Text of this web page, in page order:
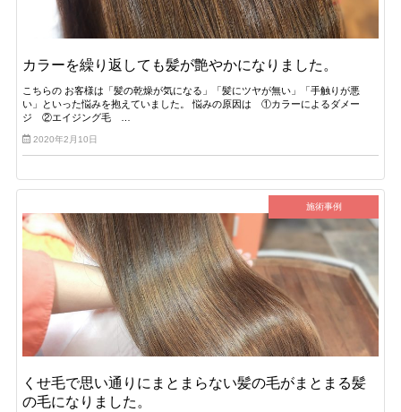
カラーを繰り返しても髪が艶やかになりました。
こちらの お客様は「髪の乾燥が気になる」「髪にツヤが無い」「手触りが悪
い」といった悩みを抱えていました。 悩みの原因は ①カラーによるダメー
ジ ②エイジング毛 …
2020年2月10日
施術事例
くせ毛で思い通りにまとまらない髪の毛がまとまる髪
の毛になりました。